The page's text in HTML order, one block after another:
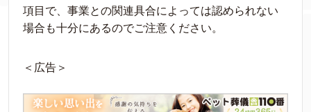
項目で、事業との関連具合によっては認められない
場合も十分にあるのでご注意ください。
＜広告＞